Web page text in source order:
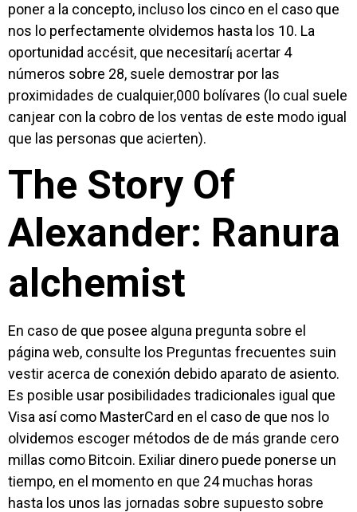
poner a la concepto, incluso los cinco en el caso que
nos lo perfectamente olvidemos hasta los 10. La
oportunidad accésit, que necesitarí¡ acertar 4
números sobre 28, suele demostrar por las
proximidades de cualquier,000 bolívares (lo cual suele
canjear con la cobro de los ventas de este modo­ igual
que las personas que acierten).
The Story Of
Alexander: Ranura
alchemist
En caso de que posee alguna pregunta sobre el
página web, consulte los Preguntas frecuentes suin
vestir acerca de conexión debido aparato de asiento.
Es posible usar posibilidades tradicionales igual que
Visa así­ como MasterCard en el caso de que nos lo
olvidemos escoger métodos de de más grande cero
millas como Bitcoin. Exiliar dinero puede ponerse un
tiempo, en el momento en que 24 muchas horas
hasta los unos las jornadas sobre supuesto sobre